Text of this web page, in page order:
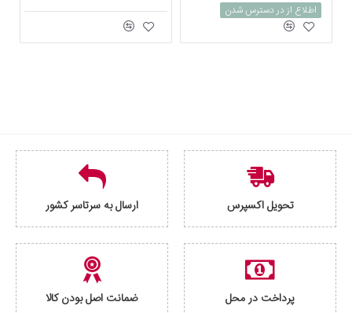
اطلاع از در دسترس شدن
تحویل اکسپرس ارسال به سرتاسر کشور
پرداخت در محل ضمانت اصل بودن کالا